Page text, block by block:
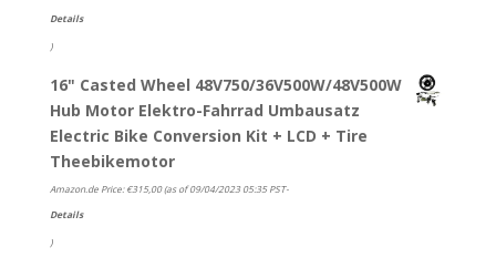
Details
)
16" Casted Wheel 48V750/36V500W/48V500W
Hub Motor Elektro-Fahrrad Umbausatz
Electric Bike Conversion Kit + LCD + Tire
Theebikemotor
Amazon.de Price:€315,00(as of 09/04/2023 05:35 PST-
Details
)